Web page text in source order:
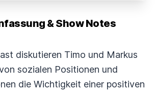
& Show Notes
diskutieren Timo und Markus
sozialen Positionen und
die Wichtigkeit einer positiven